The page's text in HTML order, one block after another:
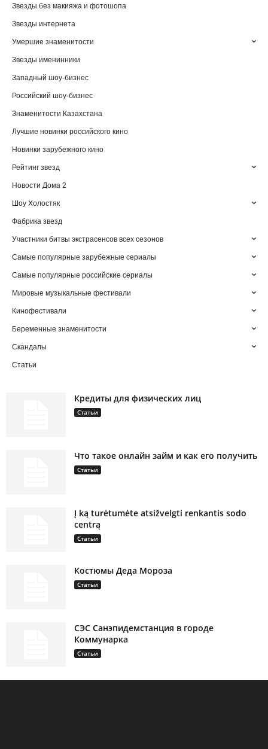
Звезды без макияжа и фотошопа
Звезды интернета
Умершие знаменитости
Звезды именинники
Западный шоу-бизнес
Российский шоу-бизнес
Знаменитости Казахстана
Лучшие новинки российского кино
Новинки зарубежного кино
Рейтинг звезд
Новости Дома 2
Шоу Холостяк
Фабрика звезд
Участники битвы экстрасенсов всех сезонов
Самые популярные зарубежные сериалы
Самые популярные российские сериалы
Мировые музыкальные фестивали
Кинофестивали
Беременные знаменитости
Скандалы
Статьи
Кредиты для физических лиц
Статьи
Что такое онлайн займ и как его получить
Статьи
Į ką turėtumėte atsižvelgti renkantis sodo
centrą
Статьи
Костюмы Деда Мороза
Статьи
СЭС Санэпидемстанция в городе
Коммунарка
Статьи